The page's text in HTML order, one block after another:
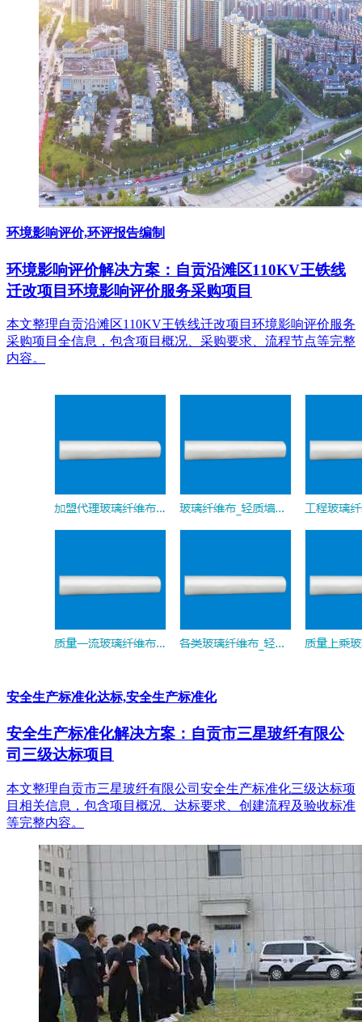
环境影响评价,环评报告编制
环境影响评价解决方案：自贡沿滩区110KV王铁线
迁改项目环境影响评价服务采购项目
本文整理自贡沿滩区110KV王铁线迁改项目环境影响评价服务
采购项目全信息，包含项目概况、采购要求、流程节点等完整
内容。
安全生产标准化达标,安全生产标准化
安全生产标准化解决方案：自贡市三星玻纤有限公
司三级达标项目
本文整理自贡市三星玻纤有限公司安全生产标准化三级达标项
目相关信息，包含项目概况、达标要求、创建流程及验收标准
等完整内容。